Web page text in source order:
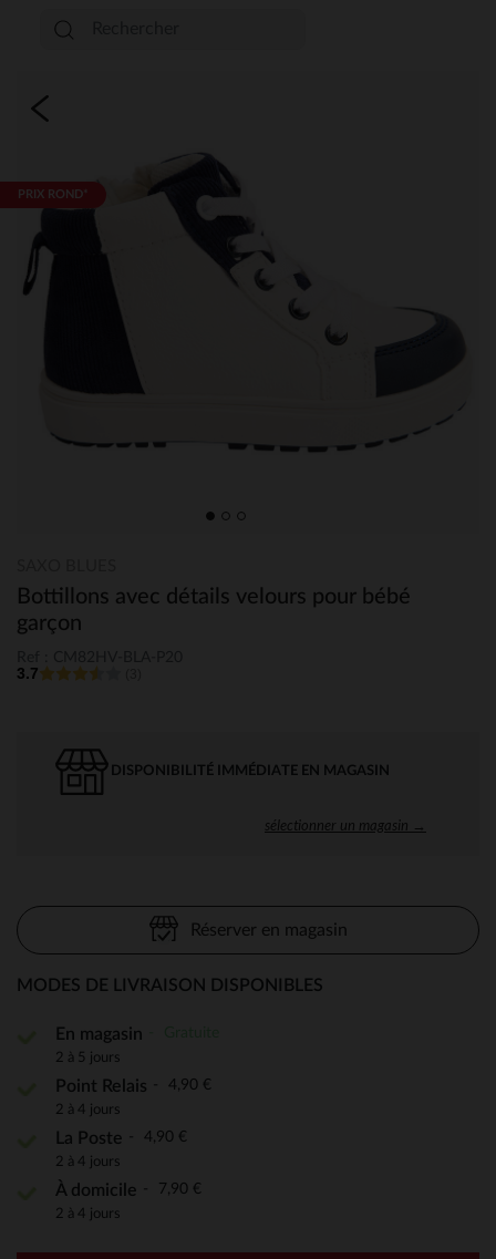
PRIX ROND*
Bottillons avec détails velours pour bébé
garçon
3.7
DISPONIBILITÉ IMMÉDIATE EN MAGASIN
sélectionner un magasin →
Réserver en magasin
MODES DE LIVRAISON DISPONIBLES
En magasin
2 à 5 jours
Point Relais 4,90 €
2 à 4 jours
La Poste 4,90 €
2 à 4 jours
À domicile 7,90 €
2 à 4 jours